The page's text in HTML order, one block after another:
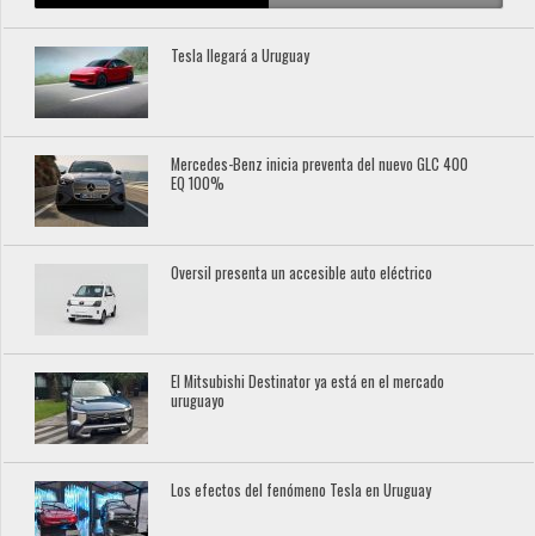
Tesla llegará a Uruguay
Mercedes-Benz inicia preventa del nuevo GLC 400
EQ 100%
Oversil presenta un accesible auto eléctrico
El Mitsubishi Destinator ya está en el mercado
uruguayo
Los efectos del fenómeno Tesla en Uruguay